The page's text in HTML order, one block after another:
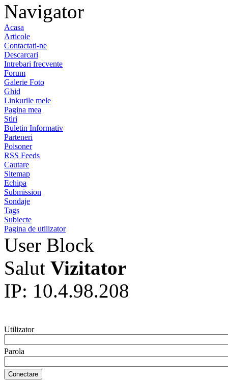
Navigator
Acasa
Articole
Contactati-ne
Descarcari
Intrebari frecvente
Forum
Galerie Foto
Ghid
Linkurile mele
Pagina mea
Stiri
Buletin Informativ
Parteneri
Poisoner
RSS Feeds
Cautare
Sitemap
Echipa
Submission
Sondaje
Tags
Subiecte
Pagina de utilizator
User Block
Salut Vizitator
IP: 10.4.98.208
Utilizator
Parola